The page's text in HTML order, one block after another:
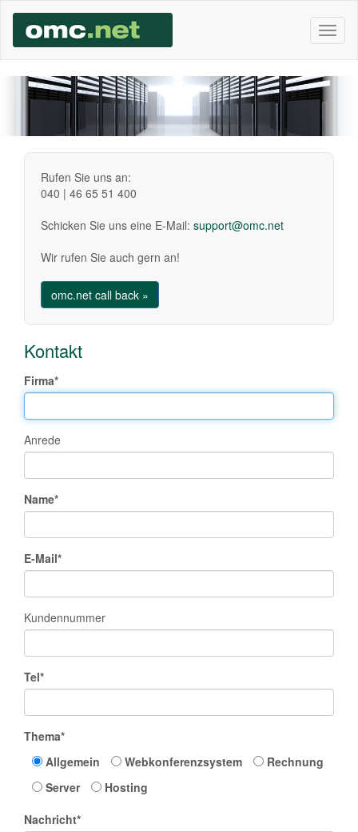
Rufen Sie uns an:
040 | 46 65 51 400
Schicken Sie uns eine E-Mail: support@omc.net
Wir rufen Sie auch gern an!
omc.net call back »
Kontakt
Firma*
Anrede
Name*
E-Mail*
Kundennummer
Tel*
Thema*
Allgemein
Webkonferenzsystem
Rechnung
Server
Hosting
Nachricht*